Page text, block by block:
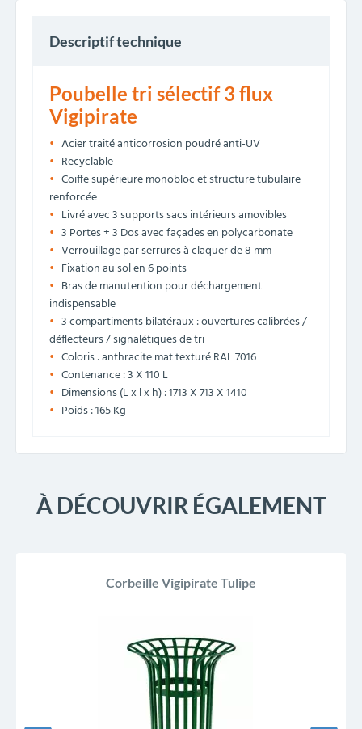
Descriptif technique
Poubelle tri sélectif 3 flux
Vigipirate
Acier traité anticorrosion poudré anti-UV
Recyclable
Coiffe supérieure monobloc et structure tubulaire
renforcée
Livré avec 3 supports sacs intérieurs amovibles
3 Portes + 3 Dos avec façades en polycarbonate
Verrouillage par serrures à claquer de 8 mm
Fixation au sol en 6 points
Bras de manutention pour déchargement
indispensable
3 compartiments bilatéraux : ouvertures calibrées /
déflecteurs / signalétiques de tri
Coloris : anthracite mat texturé RAL 7016
Contenance : 3 X 110 L
Dimensions (L x l x h) : 1713 X 713 X 1410
Poids : 165 Kg
À DÉCOUVRIR ÉGALEMENT
Corbeille Vigipirate Tulipe